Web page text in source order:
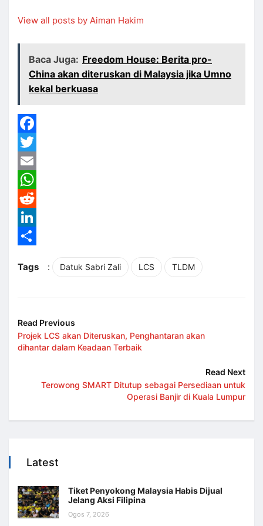
View all posts by Aiman Hakim
Baca Juga: Freedom House: Berita pro-
China akan diteruskan di Malaysia jika Umno
kekal berkuasa
Facebook
Twitter
Email
WhatsApp
Reddit
LinkedIn
Tags
: Datuk Sabri Zali LCS TLDM
Read Previous
Projek LCS akan Diteruskan, Penghantaran akan
dihantar dalam Keadaan Terbaik
Read Next
Terowong SMART Ditutup sebagai Persediaan untuk
Operasi Banjir di Kuala Lumpur
Latest
Tiket Penyokong Malaysia Habis Dijual
Jelang Aksi Filipina
Ogos 7, 2026